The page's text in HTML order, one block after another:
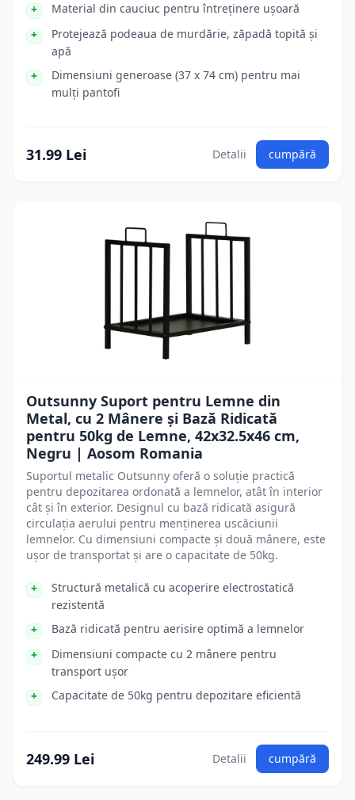
Material din cauciuc pentru întreținere ușoară
Protejează podeaua de murdărie, zăpadă topită și
apă
Dimensiuni generoase (37 x 74 cm) pentru mai
mulți pantofi
31.99 Lei Detalii cumpără
Outsunny Suport pentru Lemne din
Metal, cu 2 Mânere și Bază Ridicată
pentru 50kg de Lemne, 42x32.5x46 cm,
Negru | Aosom Romania
Suportul metalic Outsunny oferă o soluție practică
pentru depozitarea ordonată a lemnelor, atât în interior
cât și în exterior. Designul cu bază ridicată asigură
circulația aerului pentru menținerea uscăciunii
lemnelor. Cu dimensiuni compacte și două mânere, este
ușor de transportat și are o capacitate de 50kg.
Structură metalică cu acoperire electrostatică
rezistentă
Bază ridicată pentru aerisire optimă a lemnelor
Dimensiuni compacte cu 2 mânere pentru
transport ușor
Capacitate de 50kg pentru depozitare eficientă
249.99 Lei Detalii cumpără